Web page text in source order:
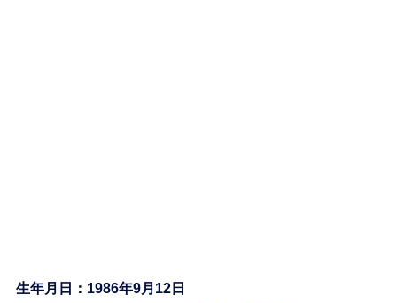
生年月日：1986年9月12日